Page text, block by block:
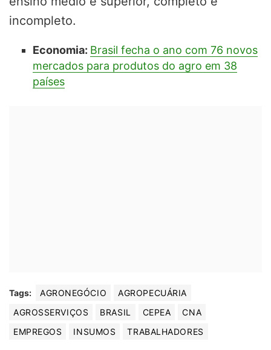
incompleto.
Economia: Brasil fecha o ano com 76 novos
mercados para produtos do agro em 38
países
Tags: AGRONEGÓCIO
AGROPECUÁRIA
AGROSSERVIÇOS
BRASIL CEPEA
CNA
EMPREGOS
INSUMOS TRABALHADORES